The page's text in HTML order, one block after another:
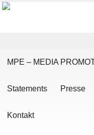
Zum Inhalt wechseln
Zum sekundären Inhalt
MPE – MEDIA
Statements Presse
Kontakt